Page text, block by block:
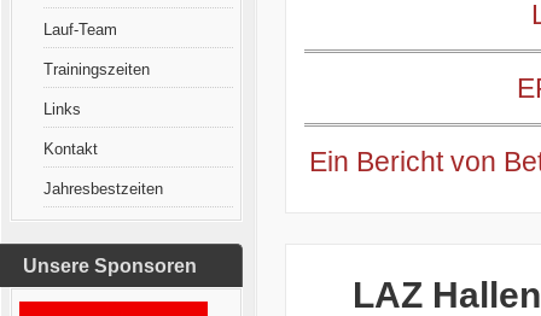
Lauf-Team
Trainingszeiten
Links
Kontakt
Jahresbestzeiten
Unsere Sponsoren
Ein Bericht von
LAZ